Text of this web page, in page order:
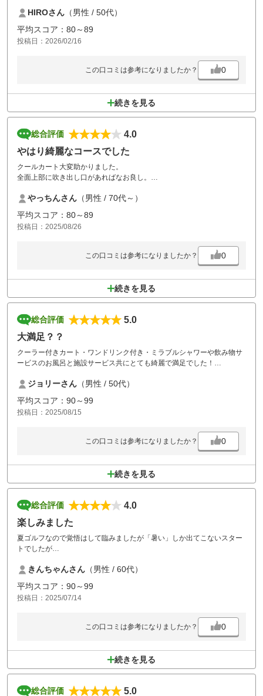
ヒーター如きとバカにしていましたが、これはこれでなかなかの優れも
のでした。
また来年のオフシーズンにお邪魔します。
HIROさん （男性 / 50代）
平均スコア：80～89
投稿日：2026/02/16
この口コミは参考になりましたか？ 0
続きを見る
総合評価
4.0
やはり綺麗なコースでした
クールカート大変助かりました。
全面上部に吹き出し口があればなお良し。
希望は、涼しい季節に今回程度の代金にしてもらえたら最高ですね。
やっちんさん （男性 / 70代～）
平均スコア：80～89
投稿日：2025/08/26
この口コミは参考になりましたか？ 0
続きを見る
総合評価
5.0
大満足？？
クーラー付きカート・ワンドリンク付き・ミラブルシャワーや飲み物サ
ービスのお風呂と施設サービス共にとても綺麗で満足でした！
いコースでした！
少し残念だったのは柔らかいグリーンというのもあったり夏場というこ
ともあるのでグリーンがハゲてるとこや少し荒れていたのでそこだけが
少し残念でした。
せてもらいたいです？？
ジョリーさん （男性 / 50代）
平均スコア：90～99
投稿日：2025/08/15
この口コミは参考になりましたか？ 0
続きを見る
総合評価
4.0
楽しみました
夏ゴルフなので覚悟はして臨みましたが「暑い」しか出てこないスター
トでしたが
いるので相当助かりました。
花吉野さんでのプレーは久しぶりでしたがとても良いゴルフ場ですね
以前よりはセルフの方が多くなっているようでしたがその分グリーンの
修復が遅れているように感じました。どちらのコースでも言えることで
分も気を付けてプレーします。
きんちゃんさん （男性 / 60代）
平均スコア：90～99
投稿日：2025/07/14
この口コミは参考になりましたか？ 0
続きを見る
総合評価
5.0